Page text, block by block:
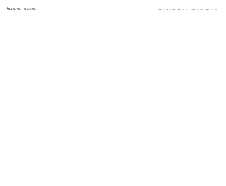
פוסטים אחרונים הצג הכול